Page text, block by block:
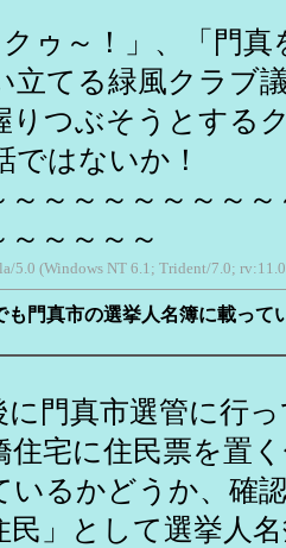
ゥ～！」、「門真
立てる緑風クラブ
りつぶそうとする
ではないか！
～～～～～～～～
～～～～～
5.0 (Windows NT 6.1; Trident/7.0;
門真市の選挙人名簿に載って
門真市選管に行
住宅に住民票を置
いるかどうか、確
民」として選挙人